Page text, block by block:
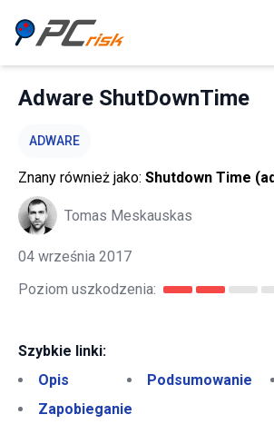
Adware ShutDownTime
ADWARE
Znany również jako: Shutdown Time
Tomas Meskauskas
04 września 2017
Poziom uszkodzenia:
Szybkie linki:
Opis
Podsumowanie
Zapobieganie